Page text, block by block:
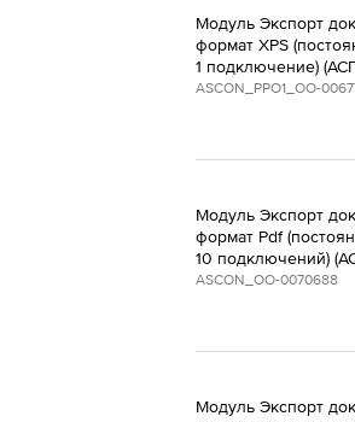
Модуль Экспорт
формат XPS
1 подключение)
ASCON_PPO1_ОО-
Модуль Экспорт
формат Pdf
10 подключений)
ASCON_ОО-0070688
Модуль Экспорт